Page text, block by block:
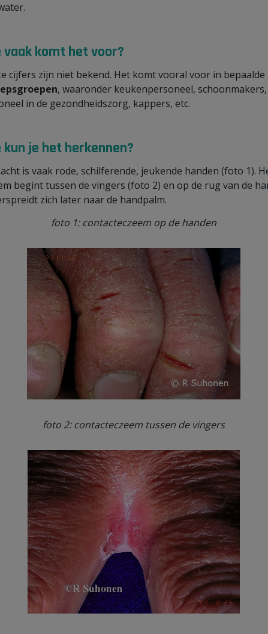
vaak komt het voor?
cijfers zijn niet bekend. Het komt vooral voor in bepaalde
, waaronder keukenpersoneel, schoonmakers,
in de gezondheidszorg, kappers, etc.
kun je het herkennen?
is vaak rode, schilferende, jeukende handen (foto 1).
begint tussen de vingers (foto 2) en op de rug van de
zich later naar de handpalm.
foto 1: contacteczeem op de handen
foto 2: contacteczeem tussen de vingers